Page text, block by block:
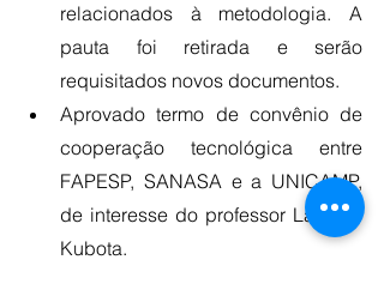
relacionados à metodologia. A
pauta foi retirada e serão
requisitados novos documentos.
Aprovado termo de convênio de
cooperação tecnológica entre
FAPESP, SANASA e a UNICAMP,
de interesse do professor Lauro T.
Kubota.